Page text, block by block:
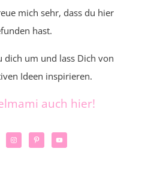
mich sehr, dass du hier
hast.
dich um und lass Dich von
Ideen inspirieren.
auch hier!